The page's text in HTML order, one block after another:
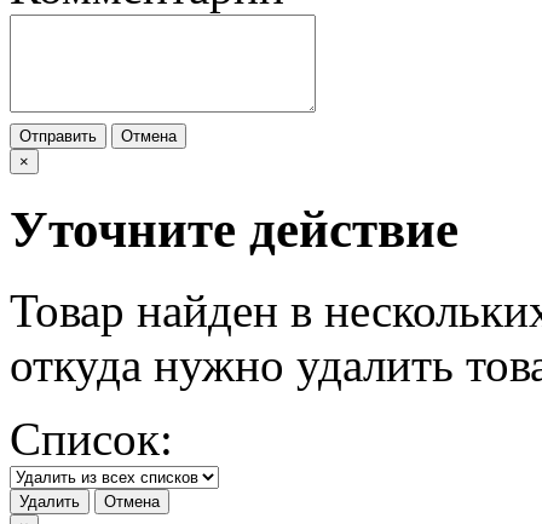
Отправить
Отмена
×
Уточните действие
Товар найден в
откуда нужно удалить
Список:
Удалить
Отмена